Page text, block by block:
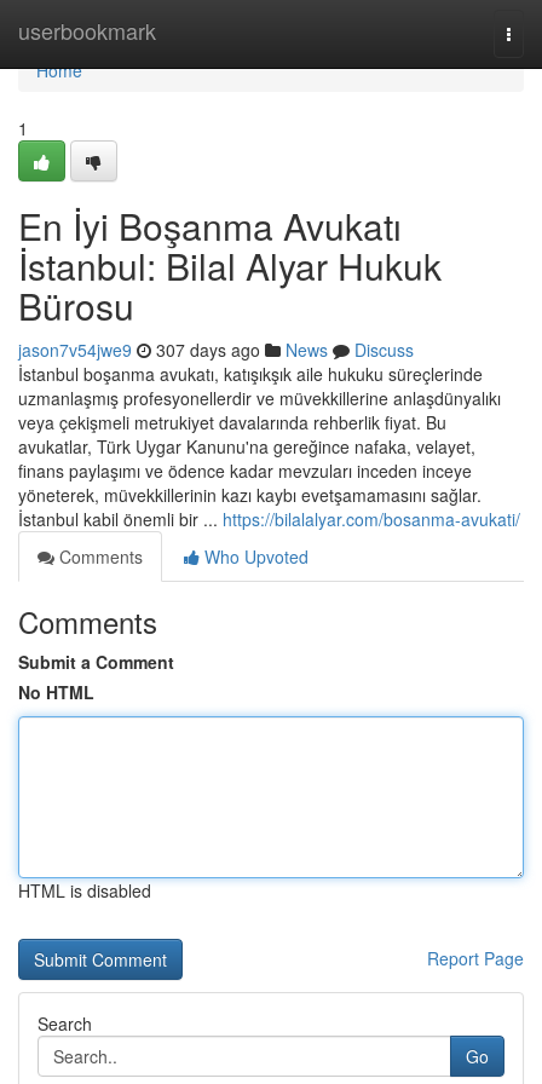
userbookmark
Home
Home
1
En İyi Boşanma Avukatı
İstanbul: Bilal Alyar Hukuk
Bürosu
jason7v54jwe9 307 days ago News
Discuss
İstanbul boşanma avukatı, katışıkşık aile hukuku süreçlerinde
uzmanlaşmış profesyonellerdir ve müvekkillerine anlaşdünyalıkı
veya çekişmeli metrukiyet davalarında rehberlik fiyat. Bu
avukatlar, Türk Uygar Kanunu'na gereğince nafaka, velayet,
finans paylaşımı ve ödence kadar mevzuları inceden inceye
yöneterek, müvekkillerinin kazı kaybı evetşamamasını sağlar.
İstanbul kabil önemli bir ... https://bilalalyar.com/bosanma-avukati/
Comments
Who Upvoted
Comments
Submit a Comment
No HTML
HTML is disabled
Report Page
Search
Go